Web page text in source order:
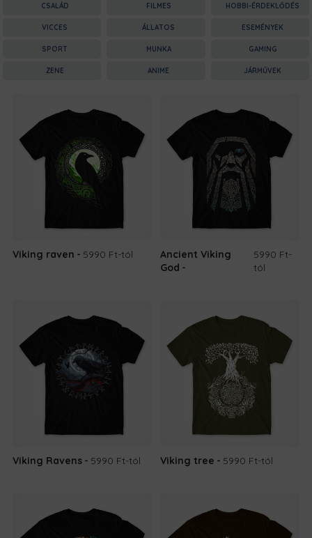
CSALÁD FILMES HOBBI-ÉRDEKLŐDÉS
VICCES ÁLLATOS ESEMÉNYEK
SPORT MUNKA GAMING
ZENE ANIME JÁRMŰVEK
Viking raven 5990 Ft-tól
Ancient Viking
God
5990 Ft-
tól
Viking Ravens 5990 Ft-tól Viking tree 5990 Ft-tól